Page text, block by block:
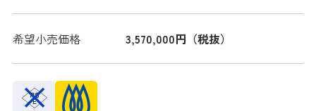
希望小売価格 3,570,000円（税抜）